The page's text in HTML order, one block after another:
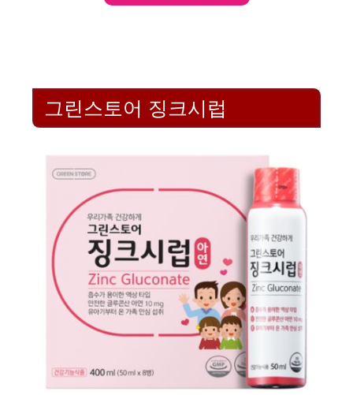
그린스토어 징크시럽